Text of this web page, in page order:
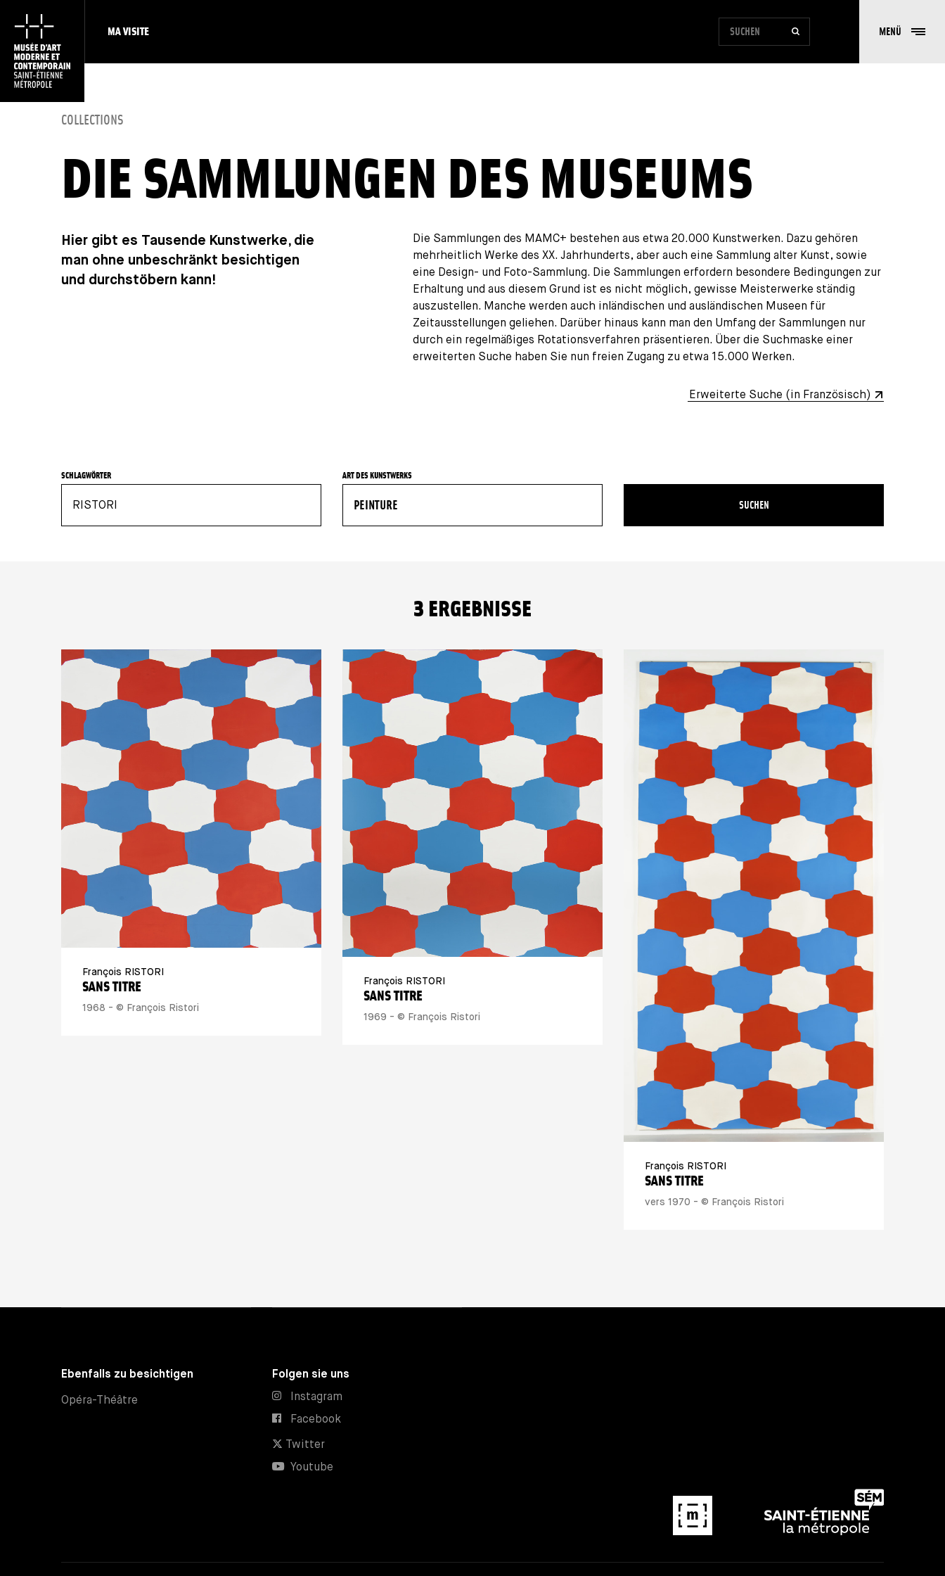
MA VISITE FORMULAIRE DE RECHERCHE DU SITE MENÜ
COLLECTIONS
DIE SAMMLUNGEN DES MUSEUMS
Hier gibt es Tausende Kunstwerke, die
man ohne unbeschränkt besichtigen
und durchstöbern kann!
Die Sammlungen des MAMC+ bestehen aus etwa 20.000 Kunstwerken. Dazu gehören
mehrheitlich Werke des XX. Jahrhunderts, aber auch eine Sammlung alter Kunst, sowie
eine Design- und Foto-Sammlung. Die Sammlungen erfordern besondere Bedingungen zur
Erhaltung und aus diesem Grund ist es nicht möglich, gewisse Meisterwerke ständig
auszustellen. Manche werden auch inländischen und ausländischen Museen für
Zeitausstellungen geliehen. Darüber hinaus kann man den Umfang der Sammlungen nur
durch ein regelmäßiges Rotationsverfahren präsentieren. Über die Suchmaske einer
erweiterten Suche haben Sie nun freien Zugang zu etwa 15.000 Werken.
Erweiterte Suche (in Französisch)
SCHLAGWÖRTER ART DES KUNSTWERKS
3 ERGEBNISSE
Liste des collections
SANS TITRE
François RISTORI
1968 - © François Ristori
SANS TITRE
François RISTORI
1969 - © François Ristori
SANS TITRE
François RISTORI
vers 1970 - © François Ristori
Ebenfalls zu besichtigen
Opéra-Théâtre
Folgen sie uns
Instagram
Facebook
TwitterNeues Fenster
Youtube